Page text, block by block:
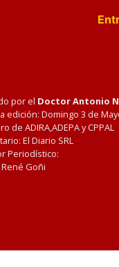
por el Doctor Antonio
edición: Domingo 3 de
de ADIRA,ADEPA y CPPAL
El Diario SRL
Periodístico:
Goñi